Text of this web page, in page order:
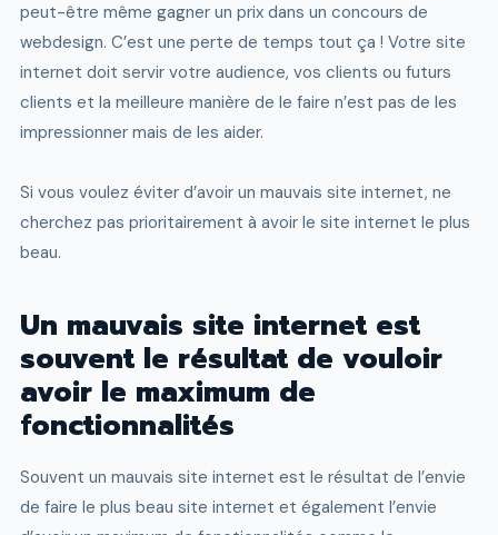
peut-être même gagner un prix dans un concours de
webdesign. C’est une perte de temps tout ça ! Votre site
internet doit servir votre audience, vos clients ou futurs
clients et la meilleure manière de le faire n’est pas de les
impressionner mais de les aider.
Si vous voulez éviter d’avoir un mauvais site internet, ne
cherchez pas prioritairement à avoir le site internet le plus
beau.
Un mauvais site internet est
souvent le résultat de vouloir
avoir le maximum de
fonctionnalités
Souvent un mauvais site internet est le résultat de l’envie
de faire le plus beau site internet et également l’envie